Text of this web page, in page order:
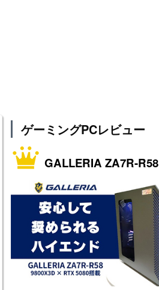
ゲーミングPCレビュー
GALLERIA ZA7R-R58